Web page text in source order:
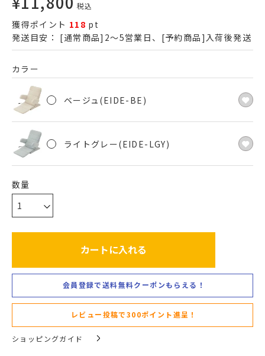
税込
獲得ポイント 118 pt
発送目安： [通常商品]2～5営業日、[予約商品]入荷後発送
カラー
ベージュ(EIDE-BE)
ライトグレー(EIDE-LGY)
カートに入れる
会員登録で送料無料クーポンもらえる！
レビュー投稿で300ポイント進呈！
ショッピングガイド